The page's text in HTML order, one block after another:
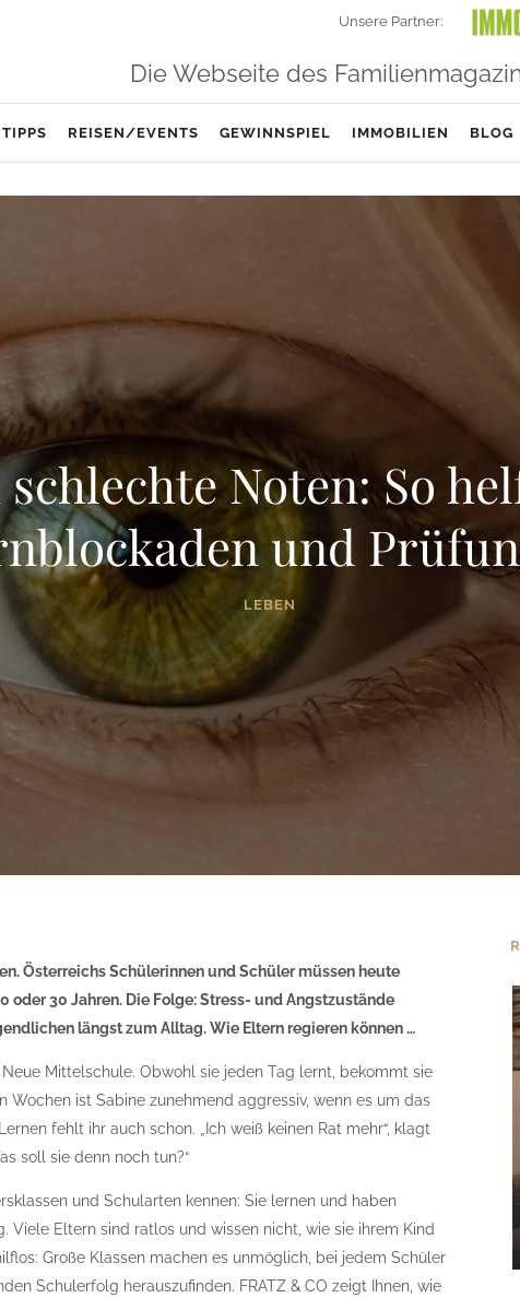
Unsere Partner:
Die Webseite des
TIPPS REISEN/EVENTS GEWINNSPIEL IMMOBILIEN BLOG
Noten: So
und
LEBEN
Österreichs Schülerinnen und Schüler müssen heute
oder 30 Jahren. Die Folge: Stress- und Angstzustände
längst zum Alltag. Wie Eltern regieren können …
Mittelschule. Obwohl sie jeden Tag lernt, bekommt sie
ist Sabine zunehmend aggressiv, wenn es um das
fehlt ihr auch schon. „Ich weiß keinen Rat mehr“, klagt
soll sie denn noch tun?“
und Schularten kennen: Sie lernen und haben
Viele Eltern sind ratlos und wissen nicht, wie sie ihrem Kind
Große Klassen machen es unmöglich, bei jedem Schüler
Schulerfolg herauszufinden. FRATZ & CO zeigt Ihnen, wie